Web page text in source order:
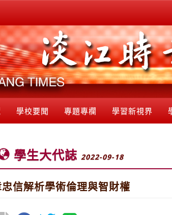
學校要聞 專題專欄 學習新視界
學生大代誌 2022-09-18
信解析學術倫理與智財權